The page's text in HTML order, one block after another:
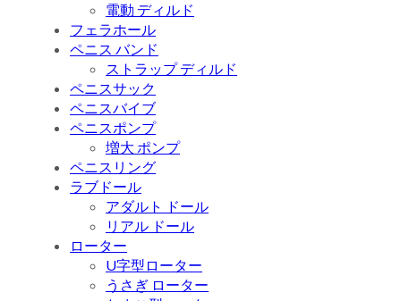
電動 ディルド
フェラホール
ペニス バンド
ストラップ ディルド
ペニスサック
ペニスバイブ
ペニスポンプ
増大 ポンプ
ペニスリング
ラブドール
アダルト ドール
リアル ドール
ローター
U字型ローター
うさぎ ローター